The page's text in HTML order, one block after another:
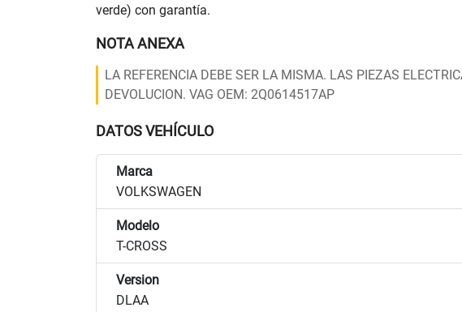
verde) con garantía.
NOTA ANEXA
LA REFERENCIA DEBE SER LA MISMA. LAS PIEZAS
DEVOLUCION. VAG OEM: 2Q0614517AP
DATOS VEHÍCULO
Marca
VOLKSWAGEN
Modelo
T-CROSS
Version
DLAA